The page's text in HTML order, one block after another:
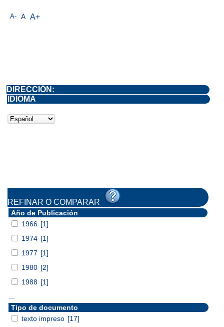
A- A A+
DIRECCIÓN:
IDIOMA
REFINAR O COMPARAR
Año de Publicación
1966 [1]
1974 [1]
1977 [1]
1980 [2]
1988 [1]
Tipo de documento
texto impreso [17]